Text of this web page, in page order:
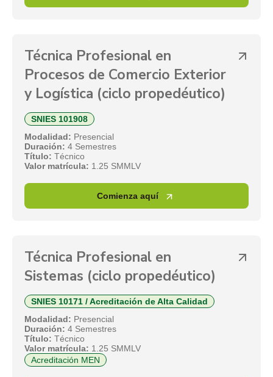
Técnica Profesional en
Procesos de Comercio Exterior
y Logística (ciclo propedéutico)
SNIES 101908
Modalidad: Presencial
Duración: 4 Semestres
Título: Técnico
Valor matrícula: 1.25 SMMLV
Comienza aquí
Técnica Profesional en
Sistemas (ciclo propedéutico)
SNIES 10171 / Acreditación de Alta Calidad
Modalidad: Presencial
Duración: 4 Semestres
Título: Técnico
Valor matrícula: 1.25 SMMLV
Acreditación MEN